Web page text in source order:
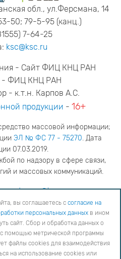
обл., ул.Ферсмана, 14
50; 79-5-95 (канц.)
7-64-25
ksc@ksc.ru
- Сайт ФИЦ КНЦ РАН
- ФИЦ КНЦ РАН
- к.т.н. Карпов А.С.
продукции - 16+
массовой информации;
ЭЛ № ФС 77 - 75270. Дата
07.03.2019.
по надзору в сфере связи,
и массовых коммуникаций.
ya.stogova@ksc.ru
81555-79-516
с согласие на обработку данных
вам необходимо покинуть сайт. Сбор и обработка
метрической программы "Яндекс Метрика".
с вами. Вы можете согласиться на
изменив настройки вашего интернет-
вы соглашаетесь с согласие на
персональных данных в ином
сайт. Сбор и обработка данных о
помощью метрической программы
файлы cookies для взаимодействия
на использование cookies или